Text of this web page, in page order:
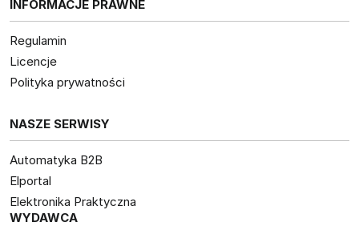
INFORMACJE PRAWNE
Regulamin
Licencje
Polityka prywatności
NASZE SERWISY
Automatyka B2B
Elportal
Elektronika Praktyczna
WYDAWCA